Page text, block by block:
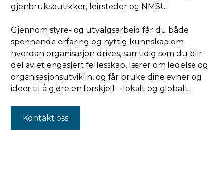
gjenbruksbutikker, leirsteder og NMSU.
Gjennom styre- og utvalgsarbeid får du både
spennende erfaring og nyttig kunnskap om
hvordan organisasjon drives, samtidig som du blir
del av et engasjert fellesskap, lærer om ledelse og
organisasjonsutviklin, og får bruke dine evner og
ideer til å gjøre en forskjell – lokalt og globalt.
Kontakt oss